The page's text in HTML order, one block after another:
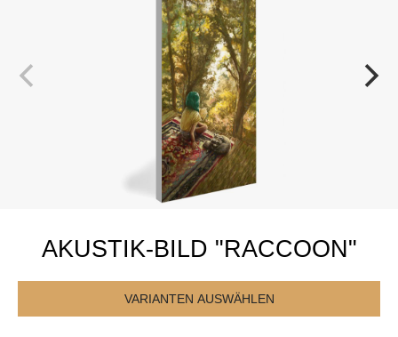
AKUSTIK-BILD "RACCOON"
VARIANTEN AUSWÄHLEN